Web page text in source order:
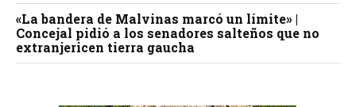
«La bandera de Malvinas marcó un límite» |
Concejal pidió a los senadores salteños que no
extranjericen tierra gaucha